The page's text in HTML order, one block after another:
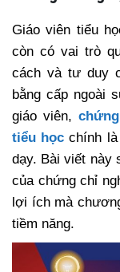
Giáo viên tiểu
còn có vai trò
cách và tư duy
bằng cấp ngoài
giáo viên,
tiểu học chính
dạy. Bài viết này
của chứng chỉ
lợi ích mà
tiềm năng.